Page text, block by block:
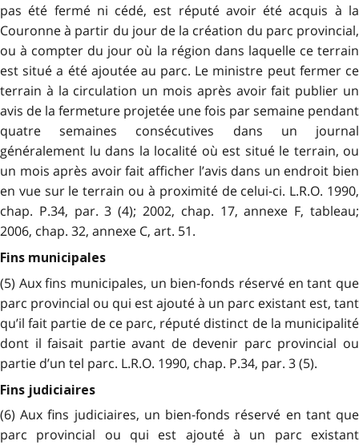
pas été fermé ni cédé, est réputé avoir été acquis à la
Couronne à partir du jour de la création du parc provincial,
ou à compter du jour où la région dans laquelle ce terrain
est situé a été ajoutée au parc. Le ministre peut fermer ce
terrain à la circulation un mois après avoir fait publier un
avis de la fermeture projetée une fois par semaine pendant
quatre semaines consécutives dans un journal
généralement lu dans la localité où est situé le terrain, ou
un mois après avoir fait afficher l’avis dans un endroit bien
en vue sur le terrain ou à proximité de celui-ci. L.R.O. 1990,
chap. P.34, par. 3 (4); 2002, chap. 17, annexe F, tableau;
2006, chap. 32, annexe C, art. 51.
Fins municipales
(5) Aux fins municipales, un bien-fonds réservé en tant que
parc provincial ou qui est ajouté à un parc existant est, tant
qu’il fait partie de ce parc, réputé distinct de la municipalité
dont il faisait partie avant de devenir parc provincial ou
partie d’un tel parc. L.R.O. 1990, chap. P.34, par. 3 (5).
Fins judiciaires
(6) Aux fins judiciaires, un bien-fonds réservé en tant que
parc provincial ou qui est ajouté à un parc existant